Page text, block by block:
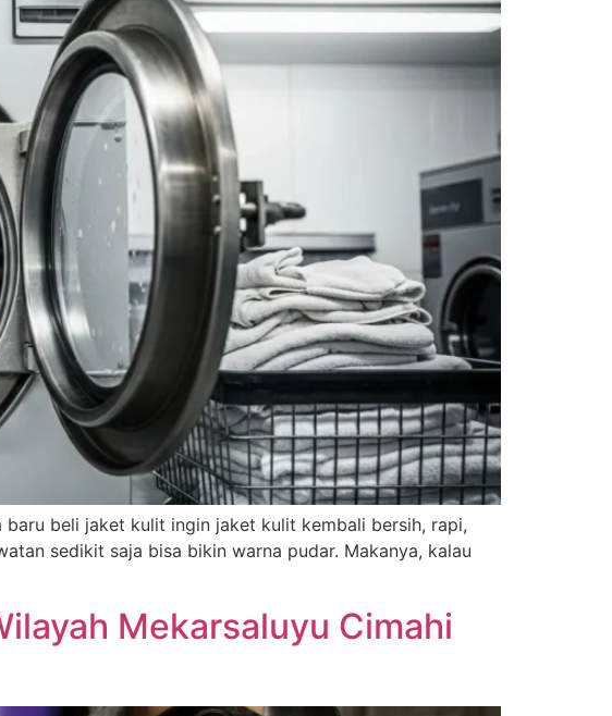
baru beli jaket kulit ingin jaket kulit kembali bersih, rapi,
sedikit saja bisa bikin warna pudar. Makanya, kalau
Mekarsaluyu Cimahi